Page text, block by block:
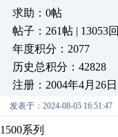
求助：0帖
帖子：261帖 | 13053回
年度积分：2077
历史总积分：42828
注册：2004年4月26日
发表于：2024-08-05 16:51:47
1500系列